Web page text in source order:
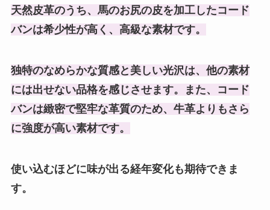
天然皮革のうち、馬のお尻の皮を加工したコード
バンは希少性が高く、高級な素材です。
独特のなめらかな質感と美しい光沢は、他の素材
には出せない品格を感じさせます。また、コード
バンは緻密で堅牢な革質のため、牛革よりもさら
に強度が高い素材です。
使い込むほどに味が出る経年変化も期待できま
す。